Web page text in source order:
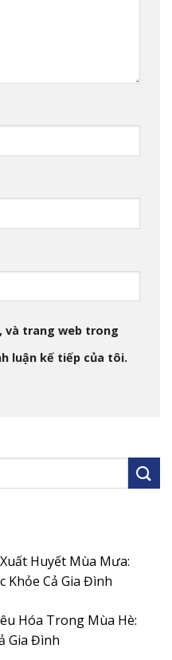
và trang web trong
luận kế tiếp của tôi.
Huyết Mùa Mưa:
Khỏe Cả Gia Đình
Hóa Trong Mùa Hè:
Gia Đình